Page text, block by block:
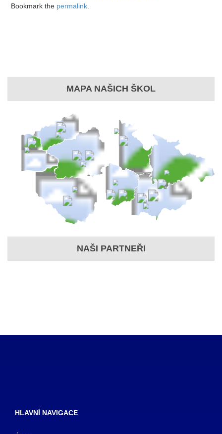
Bookmark the permalink
MAPA NAŠICH ŠKOL
NAŠI PARTNEŘI
HLAVNÍ NAVIGACE